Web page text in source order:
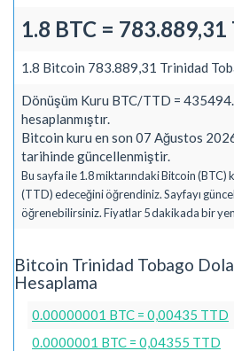
1.8 BTC = 783.889,31
1.8 Bitcoin 783.889,31 Trinidad
Dönüşüm Kuru BTC/TTD =
hesaplanmıştır.
Bitcoin kuru en son 07 Ağustos
tarihinde güncellenmiştir.
Bu sayfa ile 1.8 miktarındaki Bitcoin
(TTD) edeceğini öğrendiniz. Sayfayı
öğrenebilirsiniz. Fiyatlar 5 dakikada bir
Bitcoin Trinidad Tobago
Hesaplama
0.00000001 BTC = 0,00435 TTD
0.0000001 BTC = 0,04355 TTD